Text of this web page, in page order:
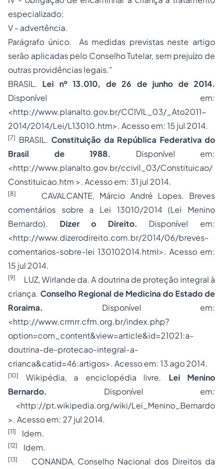
especializado;
V - advertência.
Parágrafo único. As medidas previstas neste artigo
serão aplicadas pelo Conselho Tutelar, sem prejuízo de
outras providências legais.”
BRASIL. Lei nº 13.010, de 26 de junho de 2014.
Disponível em:
<http://www.planalto.gov.br/CCIVIL_03/_Ato2011-
2014/2014/Lei/L13010.htm>. Acesso em: 15 jul 2014.
[7] BRASIL. Constituição da República Federativa do
Brasil de 1988. Disponível em:
<http://www.planalto.gov.br/ccivil_03/Constituicao/
Constituicao.htm >. Acesso em: 31 jul 2014.
[8]
CAVALCANTE, Márcio André Lopes. Breves
comentários sobre a Lei 13010/2014 (Lei Menino
Bernardo). Dizer o Direito. Disponível em:
<http://www.dizerodireito.com.br/2014/06/breves-
comentarios-sobre-lei 130102014.html>. Acesso em:
15 jul 2014.
[9]
LUZ, Wirlande da. A doutrina de proteção integral à
criança. Conselho Regional de Medicina do Estado de
Roraima. Disponível em:
<http://www.crmrr.cfm.org.br/index.php?
option=com_content&view=article&id=21021:a-
doutrina-de-protecao-integral-a-
crianca&catid=46:artigos>. Acesso em: 13 ago 2014.
[10] Wikipédia, a enciclopédia livre. Lei Menino
Bernardo. Disponível em:
<http://pt.wikipedia.org/wiki/Lei_Menino_Bernardo
>. Acesso em: 27 jul 2014.
[11] Idem.
[12] Idem.
[13] CONANDA, Conselho Nacional dos Direitos da